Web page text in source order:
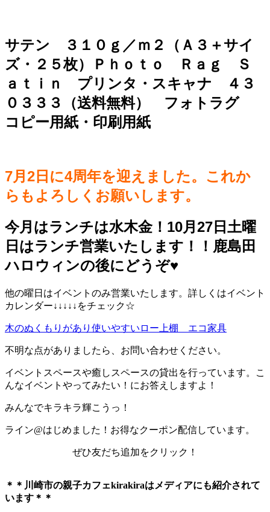
サテン ３１０ｇ／ｍ２（Ａ３＋サイ
ズ・２５枚）Ｐｈｏｔｏ Ｒａｇ Ｓ
ａｔｉｎ プリンタ・スキャナ ４３
０３３３（送料無料） フォトラグ
コピー用紙・印刷用紙
7月2日に4周年を迎えました。これか
らもよろしくお願いします。
今月はランチは水木金！10月27日土曜
日はランチ営業いたします！！鹿島田
ハロウィンの後にどうぞ♥️
他の曜日はイベントのみ営業いたします。詳しくはイベント
カレンダー↓↓↓↓↓をチェック☆
木のぬくもりがあり使いやすいロー上棚 エコ家具
不明な点がありましたら、お問い合わせください。
イベントスペースや癒しスペースの貸出を行っています。こ
んなイベントやってみたい！にお答えしますよ！
みんなでキラキラ輝こうっ！
ライン@はじめました！お得なクーポン配信しています。
ぜひ友だち追加をクリック！
＊＊川崎市の親子カフェkirakiraは メディアにも紹介されて
います＊＊